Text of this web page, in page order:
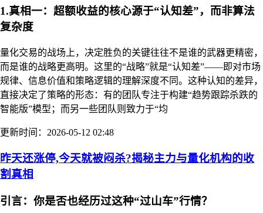
1.真相一：超额收益的核心源于“认知差”，而非算法
复杂度
量化交易的战场上，决定胜负的关键往往不是谁的武器更精密，
而是谁的战略更高明。这里的“战略”就是“认知差”——即对市场
规律、信息价值和策略逻辑的理解深度不同。这种认知的差异，
直接决定了策略的形态：有的团队专注于构建“趋势跟踪杀跌的
智能版”模型；而另一些团队则致力于“均
更新时间：2026-05-12 02:48
昨天还涨停,今天就被闷杀?揭秘主力与量化机构的收
割真相
引言：你是否也经历过这种“过山车”行情？